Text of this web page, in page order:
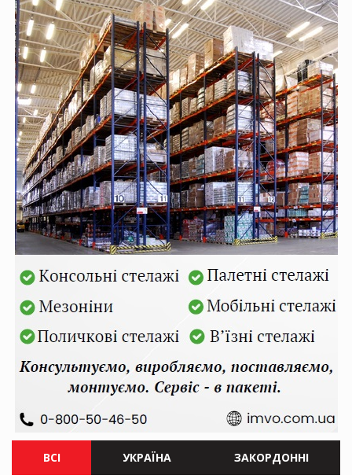
ВСІ УКРАЇНА ЗАКОРДОННІ